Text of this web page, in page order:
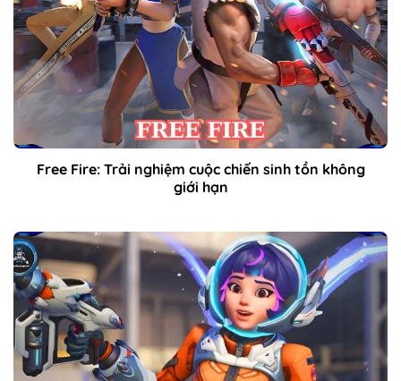
Free Fire: Trải nghiệm cuộc chiến sinh tồn không
giới hạn